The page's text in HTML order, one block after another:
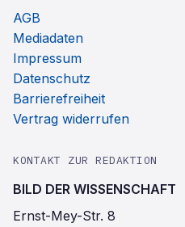
AGB
Mediadaten
Impressum
Datenschutz
Barrierefreiheit
Vertrag widerrufen
KONTAKT ZUR REDAKTION
BILD DER WISSENSCHAFT
Ernst-Mey-Str. 8